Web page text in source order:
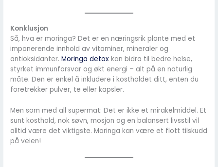
Konklusjon
Så, hva er moringa? Det er en næringsrik plante med et
imponerende innhold av vitaminer, mineraler og
antioksidanter.Moringa detox kan bidra til bedre helse,
styrket immunforsvar og økt energi – alt på en naturlig
måte. Den er enkel å inkludere i kostholdet ditt, enten du
foretrekker pulver, te eller kapsler.
Men som med all supermat: Det er ikke et mirakelmiddel. Et
sunt kosthold, nok søvn, mosjon og en balansert livsstil vil
alltid være det viktigste. Moringa kan være et flott tilskudd
på veien!